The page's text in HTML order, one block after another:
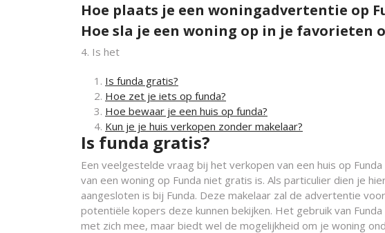
Hoe plaats je een woningadvertentie op
Hoe sla je een woning op in je favorieten
4. Is het
Is funda gratis?
Hoe zet je iets op funda?
Hoe bewaar je een huis op funda?
Kun je je huis verkopen zonder makelaar?
Is funda gratis?
Een veelgestelde vraag bij het verkopen van een huis op
van een woning op Funda niet gratis is. Als particulier dien je
aangesloten is bij Funda. Deze makelaar zal de advertentie
potentiële kopers deze kunnen bekijken. Het gebruik van
met zich mee, maar biedt wel de mogelijkheid om je woning